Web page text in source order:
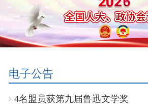
电子公告
4名盟员获第九届鲁迅文学奖